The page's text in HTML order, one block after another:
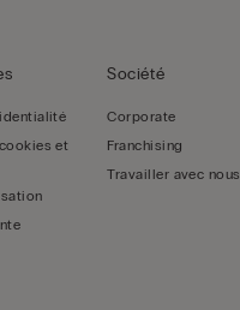
et
Société
Corporate
Franchising
Travailler avec nous